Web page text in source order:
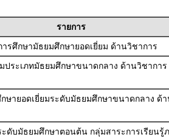
รายการ
รศึกษามัธยมศึกษายอดเยี่ยม ด้านวิชาการ
ประเภทมัธยมศึกษาขนาดกลาง ด้านวิชาการ
ษายอดเยี่ยมระดับมัธยมศึกษาขนาดกลาง ด้
ะดับมัธยมศึกษาตอนต้น กลุ่มสาระการเรียนรู้